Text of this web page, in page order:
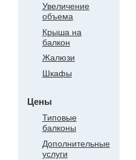
Увеличение
объема
Крыша на
балкон
Жалюзи
Шкафы
Цены
Типовые
балконы
Дополнительные
услуги